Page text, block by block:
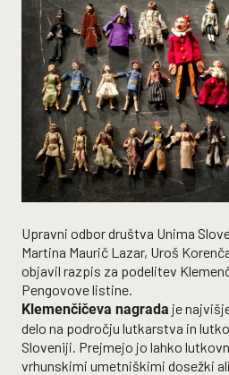
Upravni odbor društva Unima
Martina Maurič Lazar, Uroš
objavil razpis za podelitev
Pengovove listine.
Klemenčičeva nagrada je
delo na področju lutkarstva in
Sloveniji. Prejmejo jo lahko
vrhunskimi umetniškimi dosežki